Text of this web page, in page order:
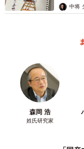
ポが増えるとJ1に上
ム踊りたすぎる長崎
「ハッピー・ジャム
ェ広島の選手が乗っ
山サポーター、PV会
ターの様子も報告さ
の声が上がっている。
中将
森岡 浩
姓氏研究家